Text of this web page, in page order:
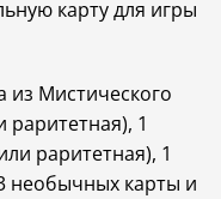
карту для игры
из Мистического
1
раритетная), 1
необычных карты и